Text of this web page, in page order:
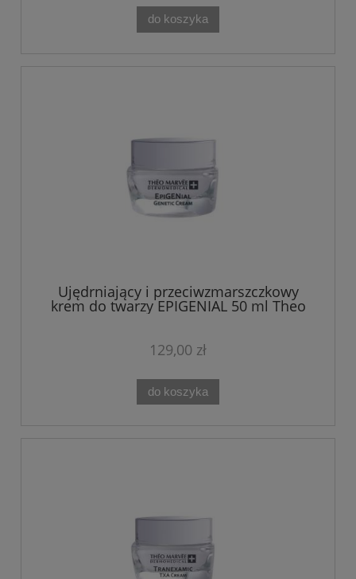
do koszyka
Ujędrniający i przeciwzmarszczkowy
krem do twarzy EPIGENIAL 50 ml Theo
129,00 zł
do koszyka